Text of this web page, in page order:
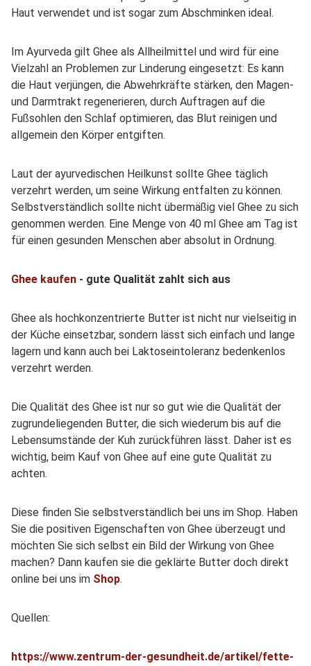
Haut verwendet und ist sogar zum Abschminken ideal.
Im Ayurveda gilt Ghee als Allheilmittel und wird für eine
Vielzahl an Problemen zur Linderung eingesetzt: Es kann
die Haut verjüngen, die Abwehrkräfte stärken, den Magen-
und Darmtrakt regenerieren, durch Auftragen auf die
Fußsohlen den Schlaf optimieren, das Blut reinigen und
allgemein den Körper entgiften.
Laut der ayurvedischen Heilkunst sollte Ghee täglich
verzehrt werden, um seine Wirkung entfalten zu können.
Selbstverständlich sollte nicht übermäßig viel Ghee zu sich
genommen werden. Eine Menge von 40 ml Ghee am Tag ist
für einen gesunden Menschen aber absolut in Ordnung.
Ghee kaufen - gute Qualität zahlt sich aus
Ghee als hochkonzentrierte Butter ist nicht nur vielseitig in
der Küche einsetzbar, sondern lässt sich einfach und lange
lagern und kann auch bei Laktoseintoleranz bedenkenlos
verzehrt werden.
Die Qualität des Ghee ist nur so gut wie die Qualität der
zugrundeliegenden Butter, die sich wiederum bis auf die
Lebensumstände der Kuh zurückführen lässt. Daher ist es
wichtig, beim Kauf von Ghee auf eine gute Qualität zu
achten.
Diese finden Sie selbstverständlich bei uns im Shop. Haben
Sie die positiven Eigenschaften von Ghee überzeugt und
möchten Sie sich selbst ein Bild der Wirkung von Ghee
machen? Dann kaufen sie die geklärte Butter doch direkt
online bei uns im Shop.
Quellen:
https://www.zentrum-der-gesundheit.de/artikel/fette-